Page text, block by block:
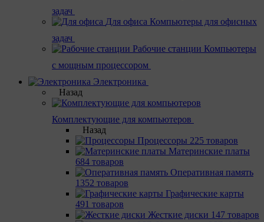
задач
Для офиса Компьютеры для офисных
задач
Рабочие станции Компьютеры
с мощным процессором
Электроника
Назад
Комплектующие для компьютеров
Назад
Процессоры 225 товаров
Материнcкие платы
684 товаров
Оперативная память
1352 товаров
Графические карты
491 товаров
Жесткие диски 147 товаров